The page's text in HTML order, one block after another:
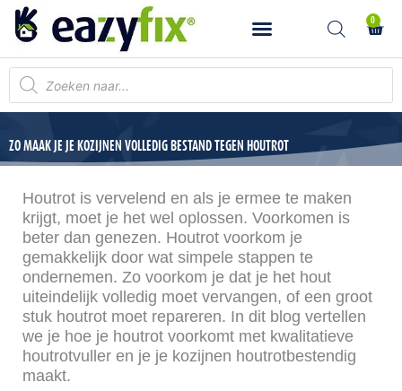
naar
inhoud
0
Producten
zoeken
ZO MAAK JE JE KOZIJNEN VOLLEDIG BESTAND TEGEN HOUTROT
Houtrot is vervelend en als je ermee te maken
krijgt, moet je het wel oplossen. Voorkomen is
beter dan genezen. Houtrot voorkom je
gemakkelijk door wat simpele stappen te
ondernemen. Zo voorkom je dat je het hout
uiteindelijk volledig moet vervangen, of een groot
stuk houtrot moet repareren. In dit blog vertellen
we je hoe je houtrot voorkomt met kwalitatieve
houtrotvuller en je je kozijnen houtrotbestendig
maakt.